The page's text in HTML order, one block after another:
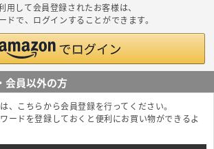
して会員登録されたお客様は、
で、ログインすることができます。
会員以外の方
、こちらから会員登録を行ってください。
ードを登録しておくと便利にお買い物ができるよ